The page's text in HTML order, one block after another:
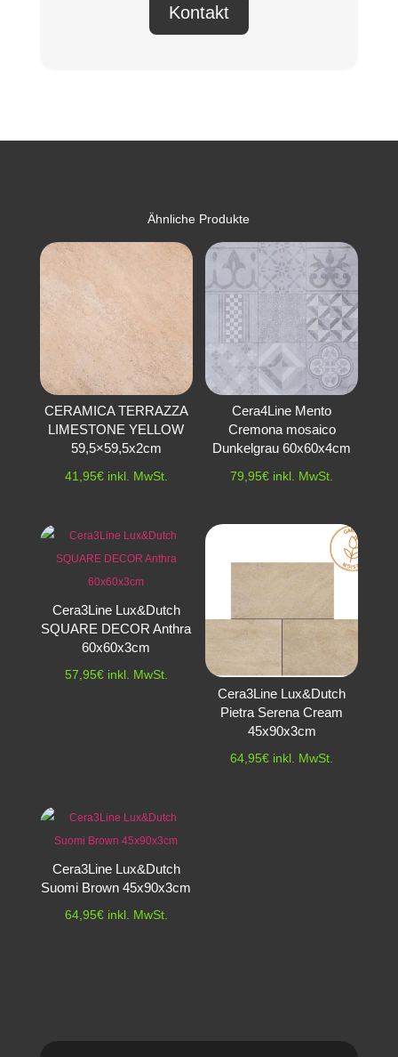
Kontakt
Ähnliche Produkte
CERAMICA TERRAZZA
LIMESTONE YELLOW
59,5×59,5x2cm
41,95€ inkl. MwSt.
Cera4Line Mento
Cremona mosaico
Dunkelgrau 60x60x4cm
79,95€ inkl. MwSt.
Cera3Line Lux&Dutch
SQUARE DECOR Anthra
60x60x3cm
57,95€ inkl. MwSt.
Cera3Line Lux&Dutch
Pietra Serena Cream
45x90x3cm
64,95€ inkl. MwSt.
Cera3Line Lux&Dutch
Suomi Brown 45x90x3cm
64,95€ inkl. MwSt.